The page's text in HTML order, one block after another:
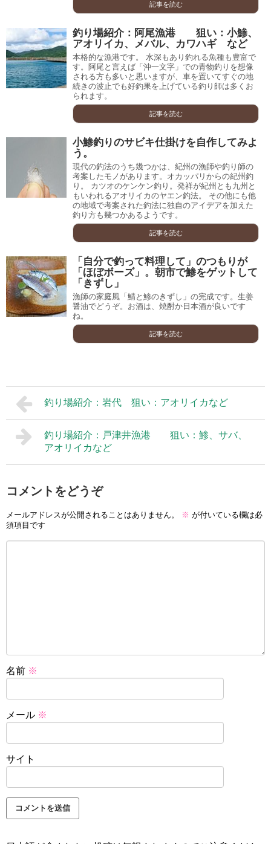
記事を読む
釣り場紹介：阿尾漁港 狙い：小鯵、
アオリイカ、メバル、カワハギ など
本格的な漁港です。 水深もあり釣れる魚種も豊富で
す。阿尾と言えば「沖一文字」での青物釣りを想像
される方も多いと思いますが、車を置いてすぐの地
続きの波止でも好釣果を上げている釣り師は多くお
られます。
記事を読む
小鯵釣りのサビキ仕掛けを自作してみよ
う。
現代の釣法のうち幾つかは、紀州の漁師や釣り師の
考案したモノがあります。オカッパリからの紀州釣
り。 カツオのケンケン釣り。発祥が紀州とも九州と
もいわれるアオリイカのヤエン釣法。 その他にも他
の地域で考案された釣法に独自のアイデアを加えた
釣り方も幾つかあるようです。
記事を読む
「自分で釣って料理して」のつもりが
「ほぼボーズ」。朝市で鯵をゲットして
「きずし」
漁師の家庭風「鯖と鯵のきずし」の完成です。生姜
醤油でどうぞ。お酒は、焼酎か日本酒が良いです
ね。
記事を読む
釣り場紹介：岩代 狙い：アオリイカなど
釣り場紹介：戸津井漁港 狙い：鯵、サバ、
アオリイカなど
コメントをどうぞ
メールアドレスが公開されることはありません。 ※ が付いている欄は必
須項目です
名前 ※
メール ※
サイト